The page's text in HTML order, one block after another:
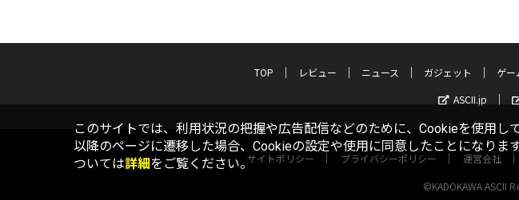
TOP レビュー ニュース ガジェット ゲー
ASCII.jp
サイトポリシー プライバシーポリシー 運営会社
©KADOKAWA ASCII
このサイトでは、利用状況の把握や広告配信などのために、Cookieを使用し
以降のページに遷移した場合、Cookieの設定や使用に同意したことになりま
ついては詳細をご覧ください。